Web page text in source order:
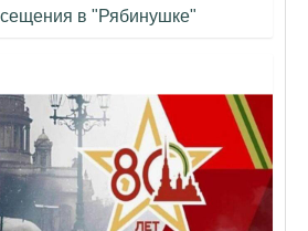
в "Рябинушке"